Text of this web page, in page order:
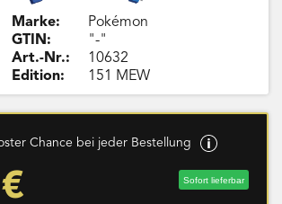
Marke:
GTIN:
Art.-Nr.:
Edition:
Pokémon
"-"
10632
151 MEW
Chance bei jeder Bestellung
Sofort lieferbar